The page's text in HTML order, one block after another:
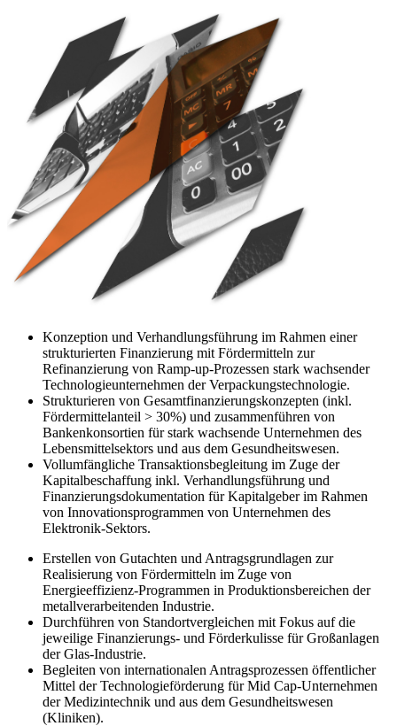
Konzeption und Verhandlungsführung im Rahmen einer
strukturierten Finanzierung mit Fördermitteln zur
Refinanzierung von Ramp-up-Prozessen stark wachsender
Technologieunternehmen der Verpackungstechnologie.
Strukturieren von Gesamtfinanzierungskonzepten (inkl.
Fördermittelanteil > 30%) und zusammenführen von
Bankenkonsortien für stark wachsende Unternehmen des
Lebensmittelsektors und aus dem Gesundheitswesen.
Vollumfängliche Transaktionsbegleitung im Zuge der
Kapitalbeschaffung inkl. Verhandlungsführung und
Finanzierungsdokumentation für Kapitalgeber im Rahmen
von Innovationsprogrammen von Unternehmen des
Elektronik-Sektors.
Erstellen von Gutachten und Antragsgrundlagen zur
Realisierung von Fördermitteln im Zuge von
Energieeffizienz-Programmen in Produktionsbereichen der
metallverarbeitenden Industrie.
Durchführen von Standortvergleichen mit Fokus auf die
jeweilige Finanzierungs- und Förderkulisse für Großanlagen
der Glas-Industrie.
Begleiten von internationalen Antragsprozessen öffentlicher
Mittel der Technologieförderung für Mid Cap-Unternehmen
der Medizintechnik und aus dem Gesundheitswesen
(Kliniken).